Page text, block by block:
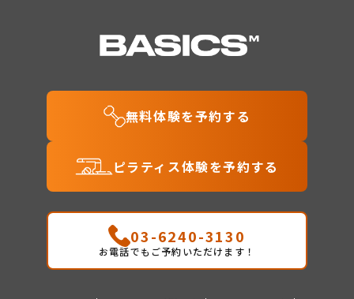
無料体験を予約する
ピラティス体験を予約する
03-6240-3130
お電話でもご予約いただけます！